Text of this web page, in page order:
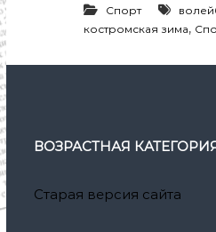
Спорт
костромская зима,
ВОЗРАСТНАЯ
Старая версия сайта